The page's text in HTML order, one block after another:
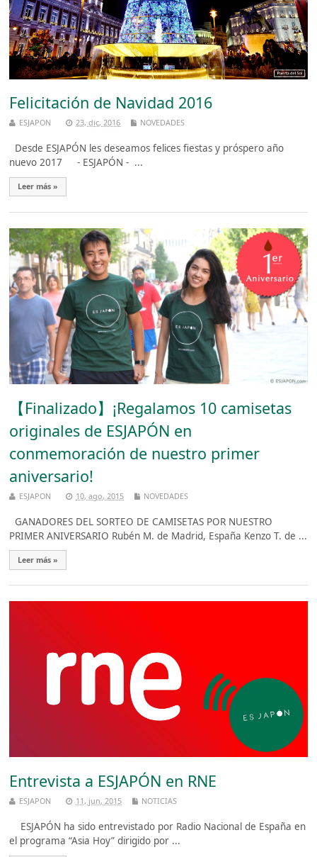
Felicitación de Navidad 2016
ESJAPON 23, dic, 2016 NOVEDADES
Desde ESJAPÓN les deseamos felices fiestas y próspero año
nuevo 2017 - ESJAPÓN - ...
Leer más »
【Finalizado】¡Regalamos 10 camisetas
originales de ESJAPÓN en
conmemoración de nuestro primer
aniversario!
ESJAPON 10, ago, 2015 NOVEDADES
GANADORES DEL SORTEO DE CAMISETAS POR NUESTRO
PRIMER ANIVERSARIO Rubén M. de Madrid, España Kenzo T. de ...
Leer más »
Entrevista a ESJAPÓN en RNE
ESJAPON 11, jun, 2015 NOTICIAS
ESJAPÓN ha sido entrevistado por Radio Nacional de España en
el programa “Asia Hoy” dirigido por ...